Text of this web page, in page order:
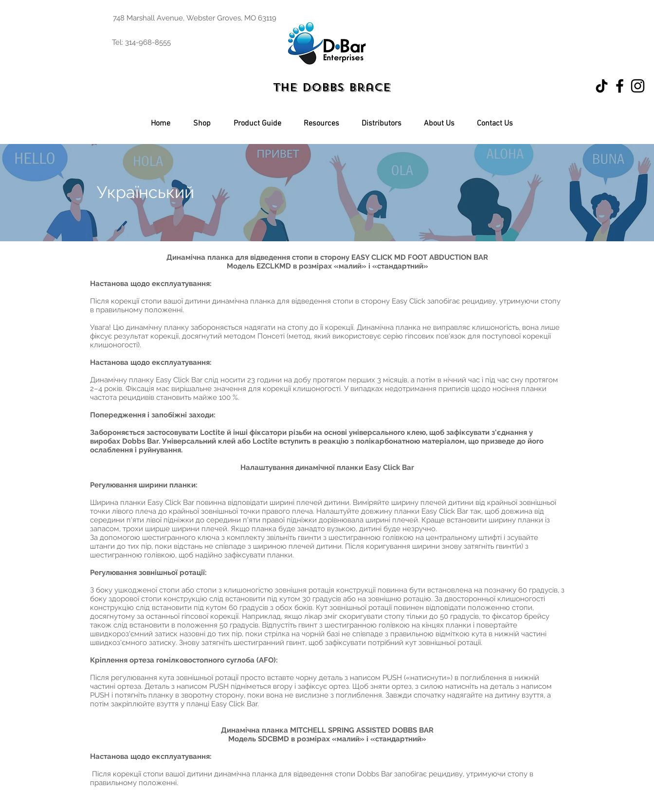
748 Marshall Avenue, Webster Groves, MO 63119
Tel: 314-968-8555
The Dobbs Brace
Home Shop Product Guide Resources Distributors About Us Contact Us
Український
Динамічна планка для відведення стопи в сторону EASY CLICK MD FOOT ABDUCTION BAR
Модель EZCLKMD в розмірах «малий» і «стандартний»
Настанова щодо експлуатування:
Після корекції стопи вашої дитини динамічна планка для відведення стопи в сторону Easy Click запобігає рецидиву, утримуючи стопу
в правильному положенні.
Увага! Цю динамічну планку забороняється надягати на стопу до її корекції. Динамічна планка не виправляє клишоногість, вона лише
фіксує результат корекції, досягнутий методом Понсеті (метод, який використовує серію гіпсових пов'язок для поступової корекції
клишоногості).
Настанова щодо експлуатування:
Динамічну планку Easy Click Bar слід носити 23 години на добу протягом перших 3 місяців, а потім в нічний час і під час сну протягом
2–4 років. Фіксація має вирішальне значення для корекції клишоногості. У випадках недотримання приписів щодо носіння планки
частота рецидивів становить майже 100 %.
Попередження і запобіжні заходи:
Забороняється застосовувати Loctite й інші фіксатори різьби на основі універсального клею, щоб зафіксувати з'єднання у
виробах Dobbs Bar. Універсальний клей або Loctite вступить в реакцію з полікарбонатною матеріалом, що призведе до його
ослаблення і руйнування.
Налаштування динамічної планки Easy Click Bar
Регулювання ширини планки:
Ширина планки Easy Click Bar повинна відповідати ширині плечей дитини. Виміряйте ширину плечей дитини від крайньої зовнішньої
точки лівого плеча до крайньої зовнішньої точки правого плеча. Налаштуйте довжину планки Easy Click Bar так, щоб довжина від
середини п'яти лівої підніжки до середини п'яти правої підніжки дорівнювала ширині плечей. Краще встановити ширину планки із
запасом, трохи ширше ширини плечей. Якщо планка буде занадто вузькою, дитині буде незручно.
За допомогою шестигранного ключа з комплекту звільніть гвинти з шестигранною голівкою на центральному штифті і зсувайте
штанги до тих пір, поки відстань не співпаде з шириною плечей дитини. Після коригування ширини знову затягніть гвинт(и) з
шестигранною голівкою, щоб надійно зафіксувати планки.
Регулювання зовнішньої ротації:
З боку ушкодженої стопи або стопи з клишоногістю зовнішня ротація конструкції повинна бути встановлена на позначку 60 градусів, з
боку здорової стопи конструкцію слід встановити під кутом 30 градусів або на зовнішню ротацію. За двосторонньої клишоногості
конструкцію слід встановити під кутом 60 градусів з обох боків. Кут зовнішньої ротації повинен відповідати положенню стопи,
досягнутому за останньої гіпсової корекції. Наприклад, якщо лікар зміг скоригувати стопу тільки до 50 градусів, то фіксатор брейсу
також слід встановити в положення 50 градусів. Відпустіть гвинт з шестигранною голівкою на кінцях планки і повертайте
швидкороз'ємний затиск назовні до тих пір, поки стрілка на чорній базі не співпаде з правильною відміткою кута в нижній частині
швидкоз'ємного затиску. Знову затягніть шестигранний гвинт, щоб зафіксувати потрібний кут зовнішньої ротації.
Кріплення ортеза гомілковостопного суглоба (AFO):
Після регулювання кута зовнішньої ротації просто вставте чорну деталь з написом PUSH («натиснути») в поглиблення в нижній
частині ортеза. Деталь з написом PUSH підніметься вгору і зафіксує ортез. Щоб зняти ортез, з силою натисніть на деталь з написом
PUSH і потягніть планку в зворотну сторону, поки вона не вислизне з поглиблення. Завжди спочатку надягайте на дитину взуття, а
потім закріплюйте взуття у планці Easy Click Bar.
Динамічна планка MITCHELL SPRING ASSISTED DOBBS BAR
Модель SDCBMD в розмірах «малий» і «стандартний»
Настанова щодо експлуатування:
Після корекції стопи вашої дитини динамічна планка для відведення стопи Dobbs Bar запобігає рецидиву, утримуючи стопу в
правильному положенні.